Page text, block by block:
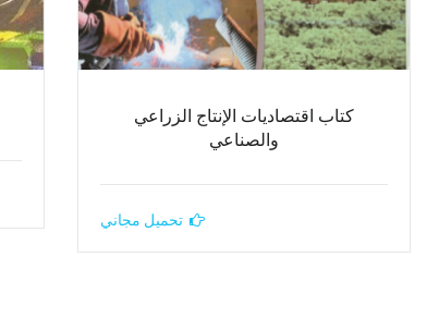
كتاب اقتصاديات الإنتاج الزراعي
والصناعي
تحميل مجاني